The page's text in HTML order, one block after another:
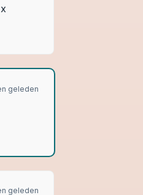
geleden
geleden